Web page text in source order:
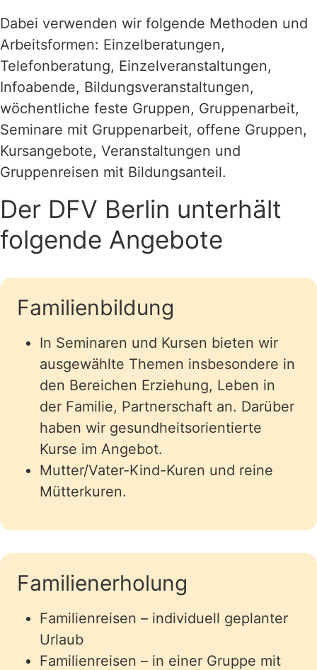
Dabei verwenden wir folgende Methoden und
Arbeitsformen: Einzelberatungen,
Telefonberatung, Einzelveranstaltungen,
Infoabende, Bildungsveranstaltungen,
wöchentliche feste Gruppen, Gruppenarbeit,
Seminare mit Gruppenarbeit, offene Gruppen,
Kursangebote, Veranstaltungen und
Gruppenreisen mit Bildungsanteil.
Der DFV Berlin unterhält
folgende Angebote
Familienbildung
In Seminaren und Kursen bieten wir
ausgewählte Themen insbesondere in
den Bereichen Erziehung, Leben in
der Familie, Partnerschaft an. Darüber
haben wir gesundheitsorientierte
Kurse im Angebot.
Mutter/Vater-Kind-Kuren und reine
Mütterkuren.
Familienerholung
Familienreisen – individuell geplanter
Urlaub
Familienreisen – in einer Gruppe mit